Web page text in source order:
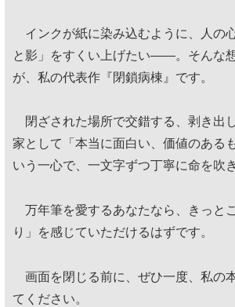
インクが紙に染み込むように、人の
と影」をすくい上げたい——。そんな
が、私の代表作『閉鎖病棟』です。
閉ざされた場所で交錯する、剥き出
家として「本当に面白い、価値のある
いう一心で、一文字ずつ丁寧に命を吹
万年筆を愛するあなたなら、きっと
り」を感じていただけるはずです。
画面を閉じる前に、ぜひ一度、私の
てください。